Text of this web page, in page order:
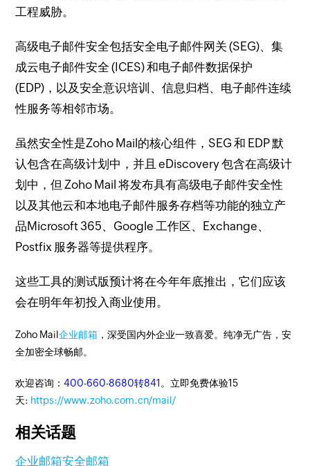
工程威胁。
高级电子邮件安全包括安全电子邮件网关 (SEG)、集
成云电子邮件安全 (ICES) 和电子邮件数据保护
(EDP)，以及安全意识培训、信息归档、电子邮件连续
性服务等相邻市场。
虽然安全性是Zoho Mail的核心组件，SEG 和 EDP 默
认包含在高级计划中，并且 eDiscovery 包含在高级计
划中，但 Zoho Mail 将发布具有高级电子邮件安全性
以及其他云和本地电子邮件服务存档等功能的独立产
品Microsoft 365、Google 工作区、Exchange、
Postfix 服务器等提供程序。
这些工具的测试版预计将在今年年底推出，它们应该
会在明年年初投入商业使用。
Zoho Mail企业邮箱 ，深受国内外企业一致喜爱。纯净无广告，安
全加密全球畅邮。
欢迎咨询：400-660-8680转841 。立即免费体验15
天: https://www.zoho.com.cn/mail/
相关话题
企业邮箱安全邮箱